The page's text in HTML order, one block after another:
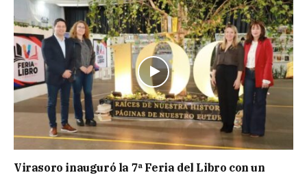
Virasoro inauguró la 7ª Feria del Libro con un